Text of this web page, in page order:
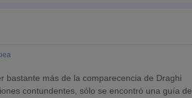
bastante más de la comparecencia de Draghi
contundentes, sólo se encontró una guía de